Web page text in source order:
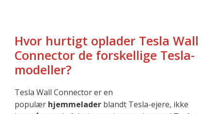
Hvor hurtigt oplader Tesla Wall
Connector de forskellige Tesla-
modeller?
Tesla Wall Connector er en
populær hjemmelader blandt Tesla-ejere, ikke